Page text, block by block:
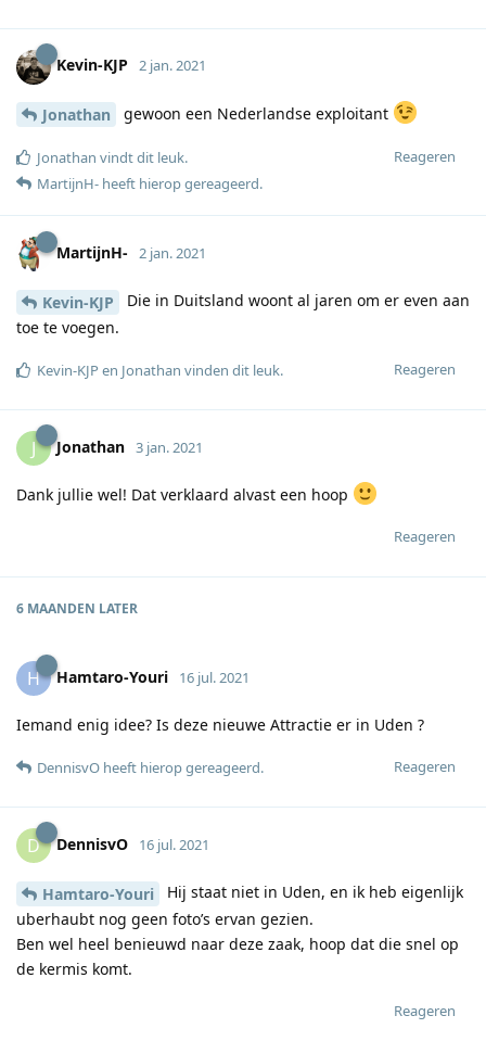
Kevin-KJP 2 jan. 2021
Jonathan gewoon een Nederlandse exploitant
Reageren
Jonathan vindt dit leuk.
MartijnH- heeft hierop gereageerd.
MartijnH- 2 jan. 2021
Kevin-KJP
Die in Duitsland woont al jaren om er even aan
toe te voegen.
Reageren
Kevin-KJPen Jonathan vinden dit leuk.
J Jonathan 3 jan. 2021
Dank jullie wel! Dat verklaard alvast een hoop
Reageren
6 MAANDEN LATER
H Hamtaro-Youri 16 jul. 2021
Iemand enig idee? Is deze nieuwe Attractie er in Uden ?
Reageren
DennisvO heeft hierop gereageerd.
D DennisvO 16 jul. 2021
Hamtaro-Youri
Hij staat niet in Uden, en ik heb eigenlijk
uberhaubt nog geen foto’s ervan gezien.
Ben wel heel benieuwd naar deze zaak, hoop dat die snel op
de kermis komt.
Reageren